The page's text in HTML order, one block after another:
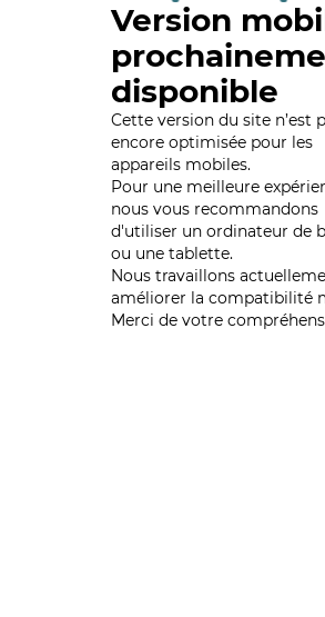
Version
disponible
Cette version du site n’est
encore optimisée pour les
appareils mobiles.
Pour une meilleure
nous vous recommandons
d'utiliser un ordinateur de
ou une tablette.
Nous travaillons
améliorer la compatibilité
Merci de votre